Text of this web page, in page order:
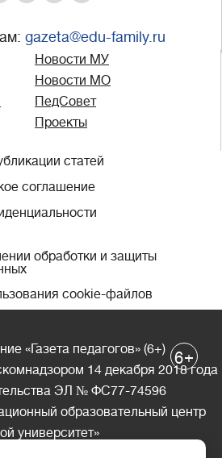
gazeta@edu-family.ru
Новости МУ
Новости МО
ПедСовет
Проекты
статей
соглашение
обработки и защиты
cookie-файлов
«Газета педагогов» (6+)
14 декабря 2018 года
ЭЛ № ФС77-74596
образовательный центр
университет»
6+